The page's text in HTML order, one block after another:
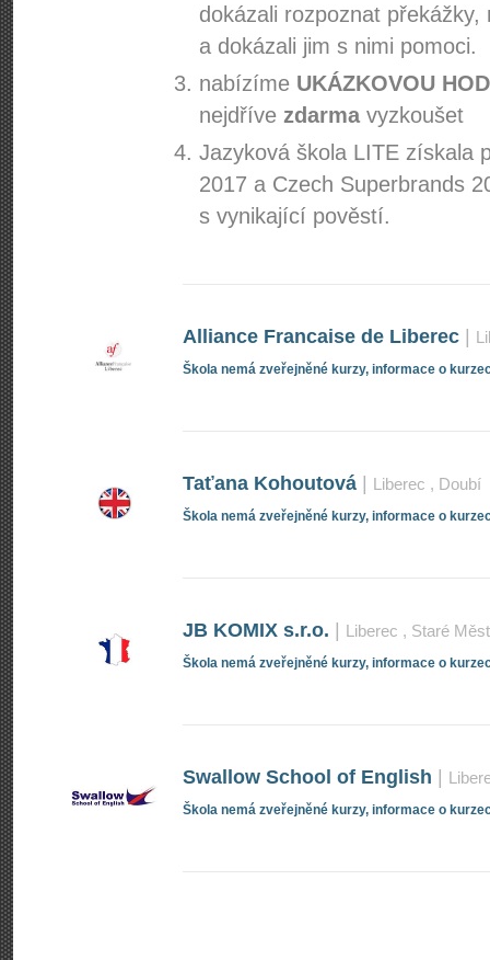
dokázali rozpoznat
a dokázali jim s nimi pomoci.
nabízíme UKÁZKOVOU
nejdříve zdarmavyzkoušet
Jazyková škola LITE získala
2017 a Czech Superbrands
s vynikající pověstí.
Alliance Francaise de Liberec
Škola nemá zveřejněné kurzy, informace o
Taťana Kohoutová Liberec , Doubí
Škola nemá zveřejněné kurzy, informace o
JB KOMIX s.r.o. Liberec , Staré
Škola nemá zveřejněné kurzy, informace o
Swallow School of English
Škola nemá zveřejněné kurzy, informace o